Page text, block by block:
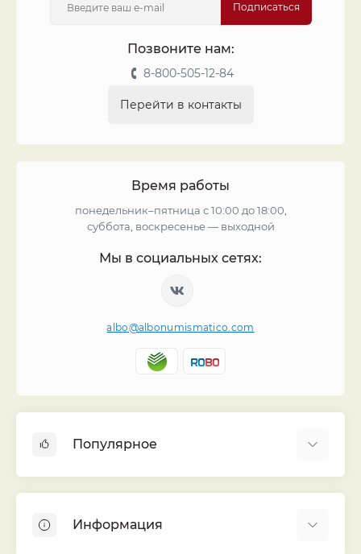
Подписаться
Позвоните нам:
8-800-505-12-84
Перейти в контакты
Время работы
понедельник–пятница с 10:00 до 18:00,
суббота, воскресенье — выходной
Мы в социальных сетях:
albo@albonumismatico.com
Популярное
Монеты
Информация